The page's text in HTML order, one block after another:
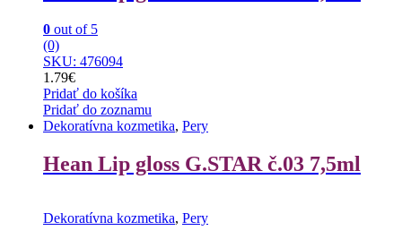
0 out of 5
(0)
SKU: 476094
1.79€
Pridať do košíka
Pridať do zoznamu
Dekoratívna kozmetika, Pery
Hean Lip gloss G.STAR č.03 7,5ml
Dekoratívna kozmetika, Pery